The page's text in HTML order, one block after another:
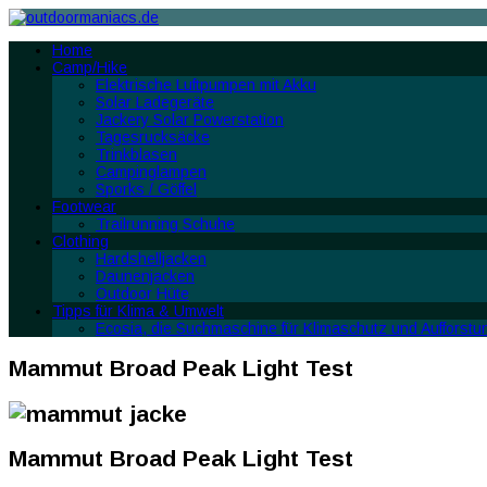
Home
Camp/Hike
Elektrische Luftpumpen mit Akku
Solar Ladegeräte
Jackery Solar Powerstation
Tagesrucksäcke
Trinkblasen
Campinglampen
Sporks / Göffel
Footwear
Trailrunning Schuhe
Clothing
Hardshelljacken
Daunenjacken
Outdoor Hüte
Tipps für Klima & Umwelt
Ecosia, die Suchmaschine für Klimaschutz und
Mammut Broad Peak Light Test
Mammut Broad Peak Light Test